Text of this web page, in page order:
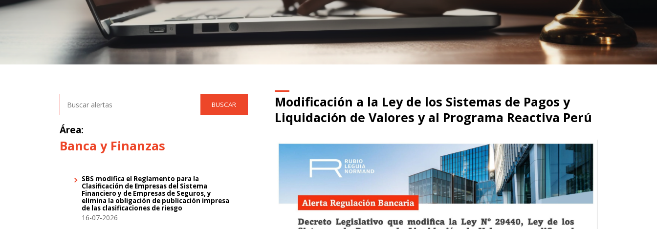
Área:
Banca y Finanzas
SBS modifica el Reglamento para la
Clasificación de Empresas del Sistema
Financiero y de Empresas de Seguros, y
elimina la obligación de publicación impresa
de las clasificaciones de riesgo
16-07-2026
Modificación a la Ley de los Sistemas de Pagos y
Liquidación de Valores y al Programa Reactiva Perú